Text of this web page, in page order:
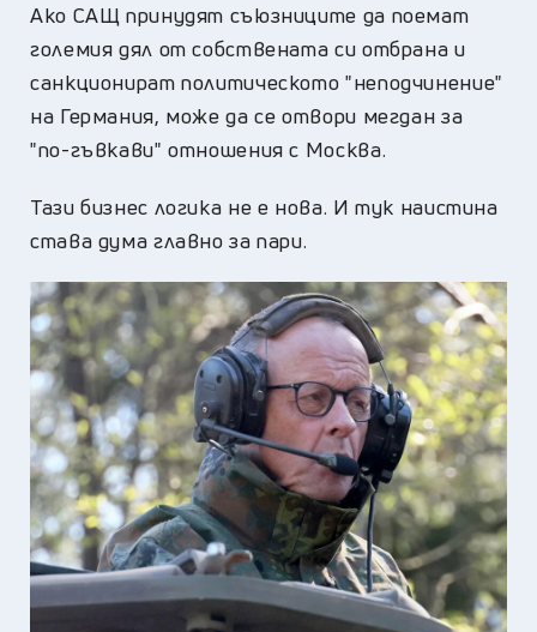
Ако САЩ принудят съюзниците да поемат
големия дял от собствената си отбрана и
санкционират политическото "неподчинение"
на Германия, може да се отвори мегдан за
"по-гъвкави" отношения с Москва.
Тази бизнес логика не е нова. И тук наистина
става дума главно за пари.